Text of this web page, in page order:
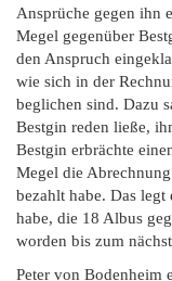
Ansprüche gegen ihn
Megel gegenüber
den Anspruch
wie sich in der
beglichen sind. Dazu
Bestgin reden ließe,
Bestgin erbrächte
Megel die
bezahlt habe. Das
habe, die 18 Albus
worden bis zum
Peter von Bodenheim